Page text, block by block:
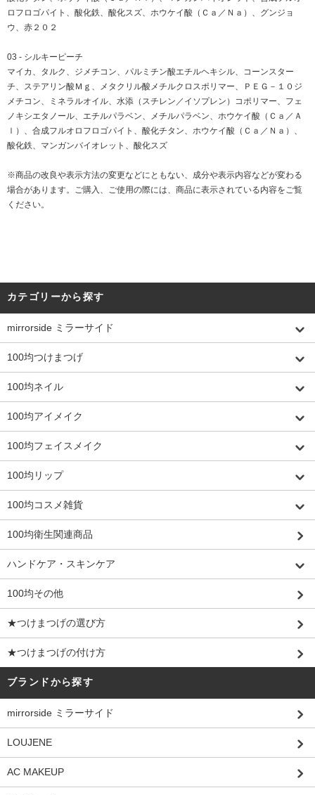
ロフロゴパイト、酸化鉄、酸化スズ、ホウケイ酸（Ｃａ／Ｎａ）、グンジョ
ウ、赤２０２
03 - シルキーピーチ
マイカ、タルク、ジメチコン、パルミチン酸エチルヘキシル、コーンスター
チ、ステアリン酸Ｍｇ、メタクリル酸メチルクロスポリマー、ＰＥＧ－１０ジ
メチコン、ミネラルオイル、水添（スチレン／イソプレン）コポリマー、フェ
ノキシエタノール、エチルパラベン、メチルパラベン、ホウケイ酸（Ｃａ／Ａ
ｌ）、合成フルオロフロゴパイト、酸化チタン、ホウケイ酸（Ｃａ／Ｎａ）、
酸化鉄、マンガンバイオレット、酸化スズ
※商品の改良や表示方法の変更などにともない、成分や表示内容などが変わる
場合があります。ご購入、ご使用の際には、商品に表示されている内容をご覧
ください。
カテゴリーから探す
mirrorside ミラーサイド
100均つけまつげ
100均ネイル
100均アイメイク
100均フェイスメイク
100均リップ
100均コスメ雑貨
100均衛生関連商品
ハンドケア・スキンケア
100均その他
★つけまつげの選び方
★つけまつげの付け方
ブランドから探す
mirrorside ミラーサイド
LOUJENE
AC MAKEUP